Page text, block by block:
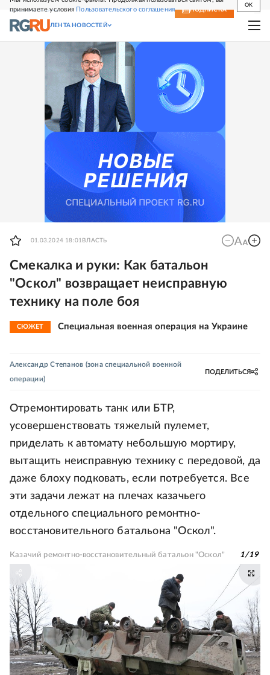
принимаете условия Пользовательского соглашения
OK
СВЕЖИЙ НОМЕР ПОДПИСКА
ЛЕНТА НОВОСТЕЙ
01.03.2024 18:01 ВЛАСТЬ
Смекалка и руки: Как батальон
"Оскол" возвращает неисправную
технику на поле боя
СЮЖЕТ Специальная военная операция на Украине
Александр Степанов (зона специальной военной
операции)
ПОДЕЛИТЬСЯ
Отремонтировать танк или БТР,
усовершенствовать тяжелый пулемет,
приделать к автомату небольшую мортиру,
вытащить неисправную технику с передовой, да
даже блоху подковать, если потребуется. Все
эти задачи лежат на плечах казачьего
отдельного специального ремонтно-
восстановительного батальона "Оскол".
Казачий ремонтно-восстановительный батальон "Оскол" 1/19